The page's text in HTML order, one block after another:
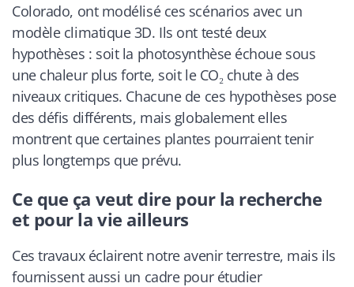
Colorado, ont modélisé ces scénarios avec un
modèle climatique 3D. Ils ont testé deux
hypothèses : soit la photosynthèse échoue sous
une chaleur plus forte, soit le CO₂ chute à des
niveaux critiques. Chacune de ces hypothèses pose
des défis différents, mais globalement elles
montrent que certaines plantes pourraient tenir
plus longtemps que prévu.
Ce que ça veut dire pour la recherche
et pour la vie ailleurs
Ces travaux éclairent notre avenir terrestre, mais ils
fournissent aussi un cadre pour étudier